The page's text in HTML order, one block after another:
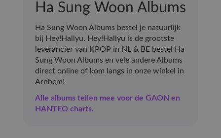
Ha Sung Woon Albums
Ha Sung Woon Albums bestel je natuurlijk
bij Hey!Hallyu. Hey!Hallyu is de grootste
leverancier van KPOP in NL & BE bestel Ha
Sung Woon Albums en vele andere Albums
direct online of kom langs in onze winkel in
Arnhem!
Alle albums tellen mee voor de GAON en
HANTEO charts.